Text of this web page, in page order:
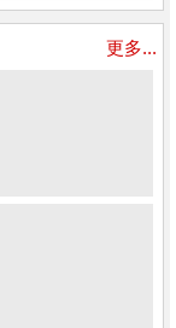
更多...